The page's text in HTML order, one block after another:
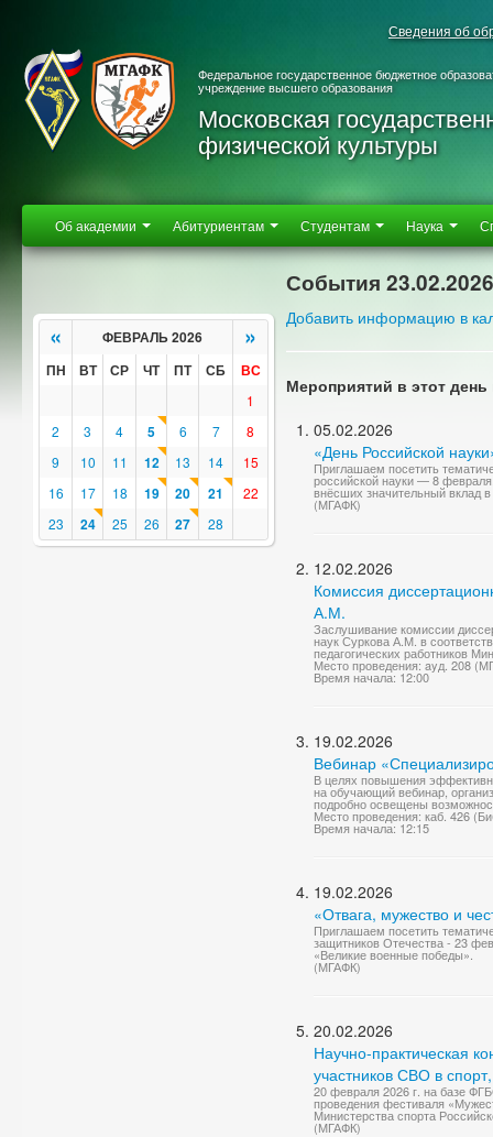
Сведения об
Федеральное государственное бюджетное
учреждение высшего образования
Московская
физической культуры
Об академии Абитуриентам Студентам Наука
« ФЕВРАЛЬ 2026 »
ПН ВТ СР ЧТ ПТ СБ ВС
1
2
3 4 5 6 7
8
9
10 11 12 13 14
15
16
17 18 19 20 21
22
23
24 25 26 27 28
События 23.02.2026
Добавить информацию в
Мероприятий в этот день
05.02.2026
«День Российской
Приглашаем посетить
российской науки — 8
внёсших значительный вклад
(МГАФК)
12.02.2026
Комиссия
А.М.
Заслушивание комиссии
наук Суркова А.М. в
педагогических работников
Место проведения: ayд. 208
Время начала: 12:00
19.02.2026
Вебинар
В целях повышения
на обучающий вебинар,
подробно освещены
Место проведения: каб. 426
Время начала: 12:15
19.02.2026
«Отвага, мужество и
Приглашаем посетить
защитников Отечества - 23
«Великие военные победы».
(МГАФК)
20.02.2026
Научно-практическая
участников СВО в
20 февраля 2026 г. на базе
проведения фестиваля
Министерства спорта
(МГАФК)